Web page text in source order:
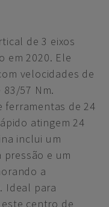
de 3 eixos
em 2020. Ele
velocidades de
57 Nm.
ferramentas de 24
atingem 24
inclui um
e um
a
Ideal para
centro de